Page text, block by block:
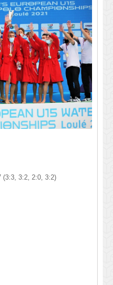
(3:3, 3:2, 2:0, 3:2)